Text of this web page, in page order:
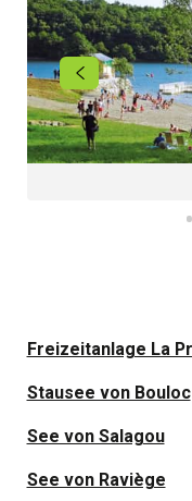
Freizeitanlage La
Stausee von Bouloc
See von Salagou
See von Raviège